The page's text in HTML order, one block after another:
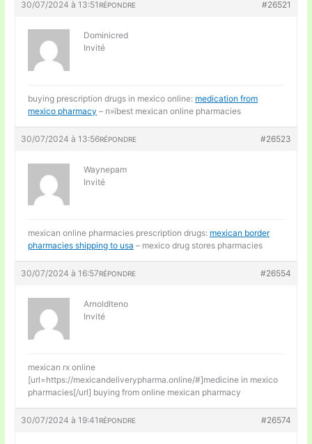
30/07/2024 à 13:51 #26521
RÉPONDRE
Dominicred
Invité
buying prescription drugs in mexico online: medication from
mexico pharmacy – п»їbest mexican online pharmacies
30/07/2024 à 13:56 #26523
RÉPONDRE
Waynepam
Invité
mexican online pharmacies prescription drugs: mexican border
pharmacies shipping to usa – mexico drug stores pharmacies
30/07/2024 à 16:57 #26554
RÉPONDRE
ArnoldIteno
Invité
mexican rx online
[url=https://mexicandeliverypharma.online/#]medicine in mexico
pharmacies[/url] buying from online mexican pharmacy
30/07/2024 à 19:41 #26574
RÉPONDRE